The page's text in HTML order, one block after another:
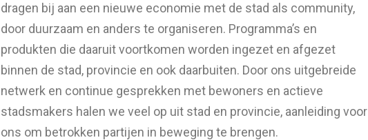
dragen bij aan een nieuwe economie met de stad als community,
door duurzaam en anders te organiseren. Programma’s en
produkten die daaruit voortkomen worden ingezet en afgezet
binnen de stad, provincie en ook daarbuiten. Door ons uitgebreide
netwerk en continue gesprekken met bewoners en actieve
stadsmakers halen we veel op uit stad en provincie, aanleiding voor
ons om betrokken partijen in beweging te brengen.